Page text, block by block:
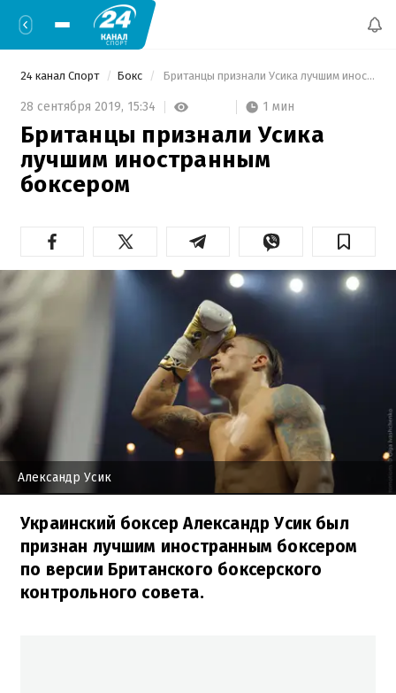
24 канал Спорт Бокс Британцы признали Усика лучшим иностранным боксером
28 сентября 2019, 15:34 1 мин
Британцы признали Усика
лучшим иностранным
боксером
Александр Усик
Украинский боксер Александр Усик был
признан лучшим иностранным боксером
по версии Британского боксерского
контрольного совета.